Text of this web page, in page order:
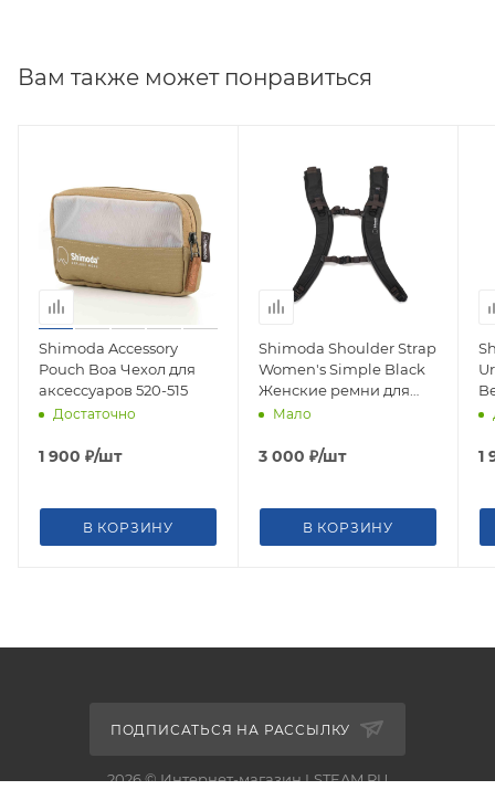
Вам также может понравиться
Shimoda Accessory
Pouch Boa Чехол для
аксессуаров 520-515
Достаточно
1 900 ₽/шт
В КОРЗИНУ
Shimoda Shoulder Strap
Women's Simple Black
Женские ремни для
рюкзака 520-260
Мало
3 000 ₽/шт
В КОРЗИНУ
1
ПОДПИСАТЬСЯ НА РАССЫЛКУ
2026 © Интернет-магазин LSTEAM.RU